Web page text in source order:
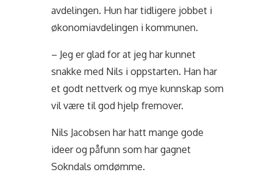
avdelingen. Hun har tidligere jobbet i
økonomiavdelingen i kommunen.
– Jeg er glad for at jeg har kunnet
snakke med Nils i oppstarten. Han har
et godt nettverk og mye kunnskap som
vil være til god hjelp fremover.
Nils Jacobsen har hatt mange gode
ideer og påfunn som har gagnet
Sokndals omdømme.